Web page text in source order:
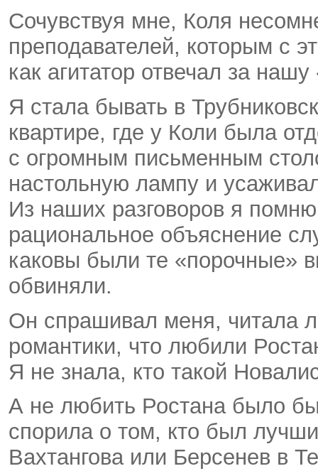
Сочувствуя мне, Коля
преподавателей, которым с
как агитатор отвечал за
Я стала бывать в
квартире, где у Коли была
с огромным письменным
настольную лампу и
Из наших разговоров я
рациональное объяснение
каковы были те «порочные»
обвиняли.
Он спрашивал меня, читала
романтики, что любили
Я не знала, кто такой
А не любить Ростана было
спорила о том, кто был
Вахтангова или Берсенев в